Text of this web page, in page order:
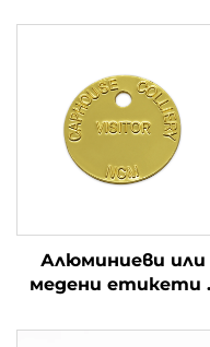
Алюминиеви или
медени етикети